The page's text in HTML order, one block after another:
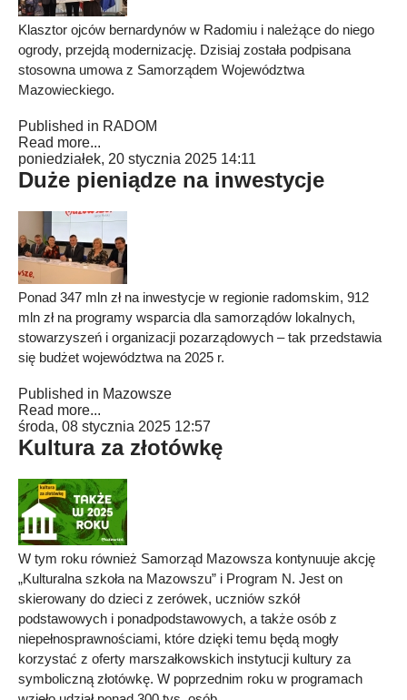
Klasztor ojców bernardynów w Radomiu i należące do niego
ogrody, przejdą modernizację. Dzisiaj została podpisana
stosowna umowa z Samorządem Województwa
Mazowieckiego.
Published in RADOM
Read more...
poniedziałek, 20 stycznia 2025 14:11
Duże pieniądze na inwestycje
Ponad 347 mln zł na inwestycje w regionie radomskim, 912
mln zł na programy wsparcia dla samorządów lokalnych,
stowarzyszeń i organizacji pozarządowych – tak przedstawia
się budżet województwa na 2025 r.
Published in Mazowsze
Read more...
środa, 08 stycznia 2025 12:57
Kultura za złotówkę
W tym roku również Samorząd Mazowsza kontynuuje akcję
„Kulturalna szkoła na Mazowszu” i Program N. Jest on
skierowany do dzieci z zerówek, uczniów szkół
podstawowych i ponadpodstawowych, a także osób z
niepełnosprawnościami, które dzięki temu będą mogły
korzystać z oferty marszałkowskich instytucji kultury za
symboliczną złotówkę. W poprzednim roku w programach